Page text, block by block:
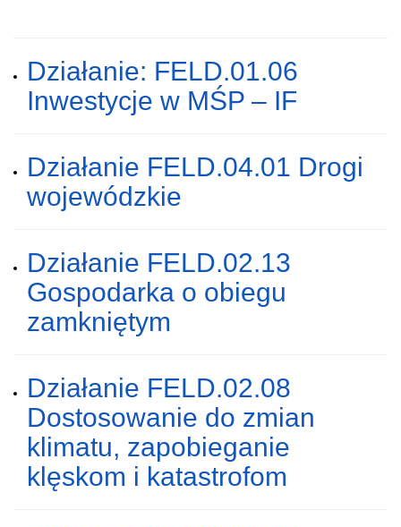
Działanie: FELD.01.06
Inwestycje w MŚP – IF
Działanie FELD.04.01 Drogi
wojewódzkie
Działanie FELD.02.13
Gospodarka o obiegu
zamkniętym
Działanie FELD.02.08
Dostosowanie do zmian
klimatu, zapobieganie
klęskom i katastrofom